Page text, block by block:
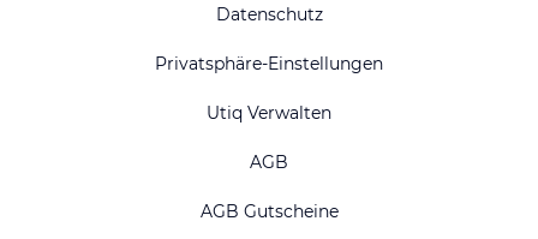
Datenschutz
Privatsphäre-Einstellungen
Utiq Verwalten
AGB
AGB Gutscheine